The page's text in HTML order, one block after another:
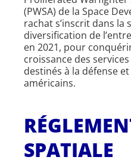
(PWSA) de la Space
rachat s’inscrit dans la
diversification de
en 2021, pour
croissance des
destinés à la défense
américains.
SPATIALE